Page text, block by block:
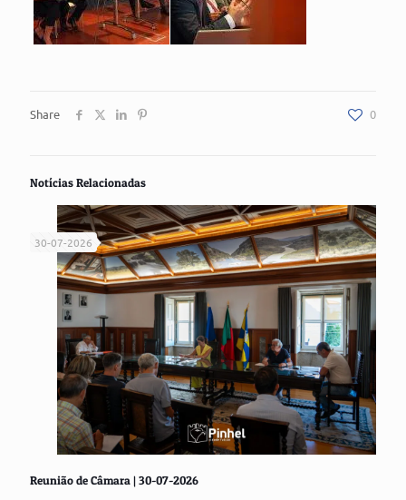
Share 0
Notícias Relacionadas
30-07-2026
Reunião de Câmara | 30-07-2026